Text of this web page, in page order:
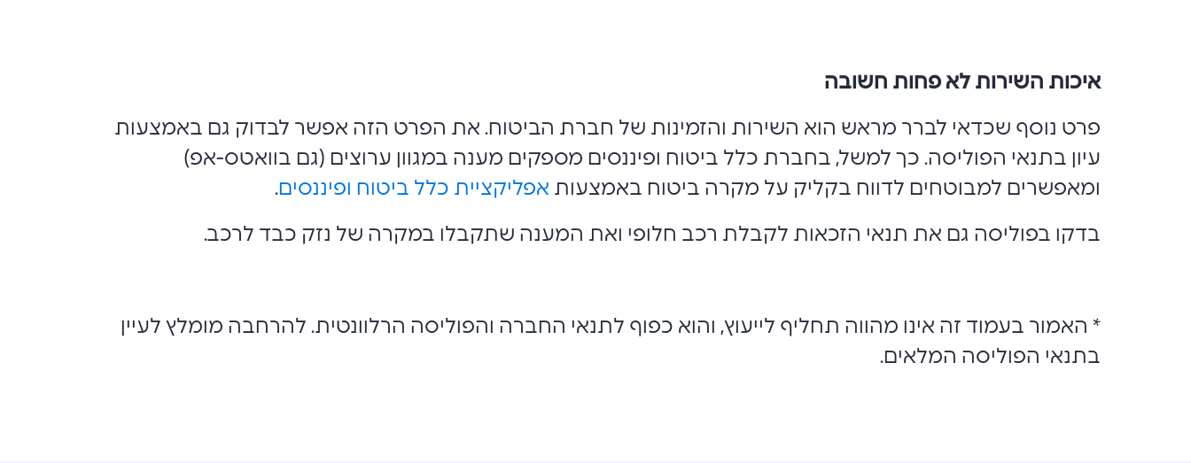
איכות השירות לא פחות חשובה
פרט נוסף שכדאי לברר מראש הוא השירות והזמינות של חברת הביטוח. את הפרט הזה אפשר לבדוק גם באמצעות
עיון בתנאי הפוליסה. כך למשל, בחברת כלל ביטוח ופיננסים מספקים מענה במגוון ערוצים (גם בוואטס-אפ)
ומאפשרים למבוטחים לדווח בקליק על מקרה ביטוח באמצעות אפליקציית כלל ביטוח ופיננסים.
בדקו בפוליסה גם את תנאי הזכאות לקבלת רכב חלופי ואת המענה שתקבלו במקרה של נזק כבד לרכב.
* האמור בעמוד זה אינו מהווה תחליף לייעוץ, והוא כפוף לתנאי החברה והפוליסה הרלוונטית. להרחבה מומלץ לעיין
בתנאי הפוליסה המלאים.